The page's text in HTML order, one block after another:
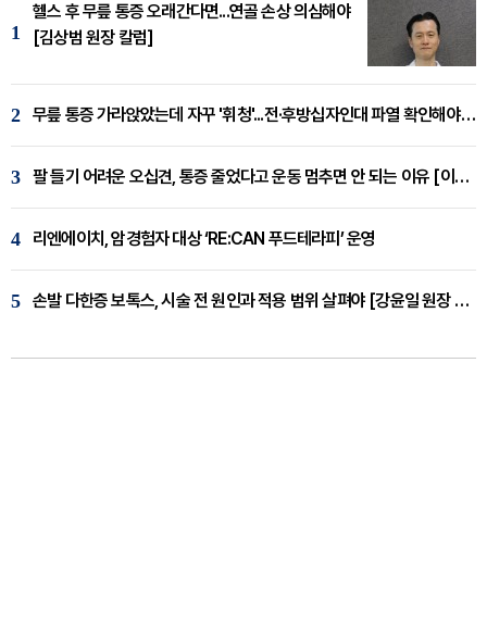
1
헬스 후 무릎 통증 오래간다면...연골 손상 의심해야
[김상범 원장 칼럼]
2 무릎 통증 가라앉았는데 자꾸 '휘청'...전·후방십자인대 파열 확인해야 [곽우경 원장 칼럼]
3 팔 들기 어려운 오십견, 통증 줄었다고 운동 멈추면 안 되는 이유 [이병욱 원장 칼럼]
4 리엔에이치, 암경험자 대상 ‘RE:CAN 푸드테라피’ 운영
5 손발 다한증 보톡스, 시술 전 원인과 적용 범위 살펴야 [강윤일 원장 칼럼]